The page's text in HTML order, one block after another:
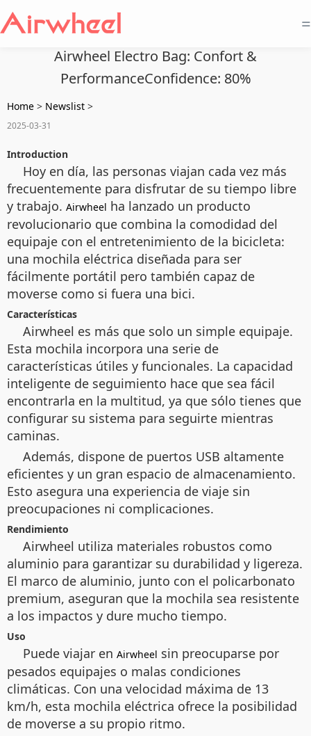
=
Airwheel Electro Bag: Confort &
PerformanceConfidence: 80%
Home > Newslist >
2025-03-31
Introduction
Hoy en día, las personas viajan cada vez más
frecuentemente para disfrutar de su tiempo libre
y trabajo. Airwheel ha lanzado un producto
revolucionario que combina la comodidad del
equipaje con el entretenimiento de la bicicleta:
una mochila eléctrica diseñada para ser
fácilmente portátil pero también capaz de
moverse como si fuera una bici.
Características
Airwheel es más que solo un simple equipaje.
Esta mochila incorpora una serie de
características útiles y funcionales. La capacidad
inteligente de seguimiento hace que sea fácil
encontrarla en la multitud, ya que sólo tienes que
configurar su sistema para seguirte mientras
caminas.
Además, dispone de puertos USB altamente
eficientes y un gran espacio de almacenamiento.
Esto asegura una experiencia de viaje sin
preocupaciones ni complicaciones.
Rendimiento
Airwheel utiliza materiales robustos como
aluminio para garantizar su durabilidad y ligereza.
El marco de aluminio, junto con el policarbonato
premium, aseguran que la mochila sea resistente
a los impactos y dure mucho tiempo.
Uso
Puede viajar en Airwheel sin preocuparse por
pesados equipajes o malas condiciones
climáticas. Con una velocidad máxima de 13
km/h, esta mochila eléctrica ofrece la posibilidad
de moverse a su propio ritmo.